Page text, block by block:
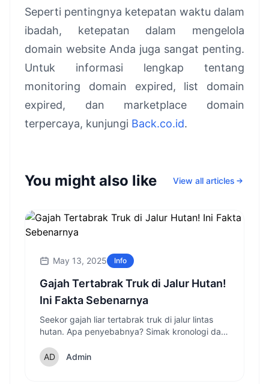
Seperti pentingnya ketepatan waktu dalam
ibadah, ketepatan dalam mengelola
domain website Anda juga sangat penting.
Untuk informasi lengkap tentang
monitoring domain expired, list domain
expired, dan marketplace domain
terpercaya, kunjungi Back.co.id.
You might also like View all articles
May 13, 2025 Info
Gajah Tertabrak Truk di Jalur Hutan!
Ini Fakta Sebenarnya
Seekor gajah liar tertabrak truk di jalur lintas
hutan. Apa penyebabnya? Simak kronologi dan
Admin